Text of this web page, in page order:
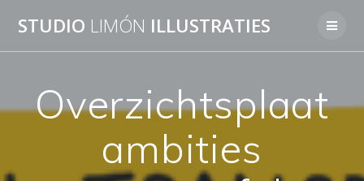
to
STUDIO LIMÓN ILLUSTRATIES
Overzichtsplaat
ambities